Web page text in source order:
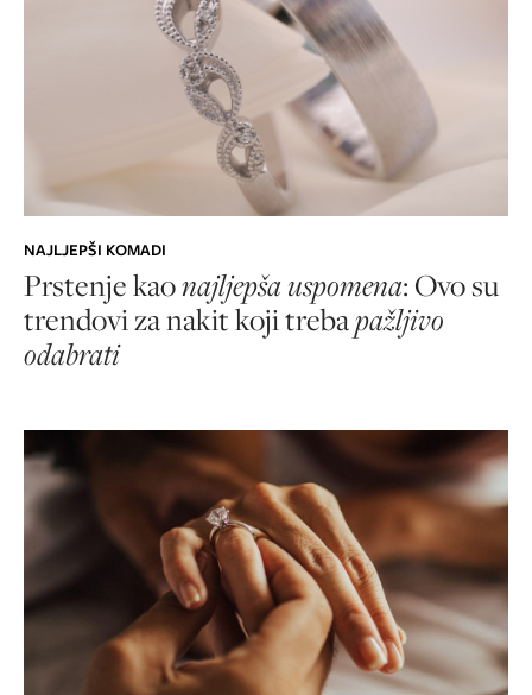
NAJLJEPŠI KOMADI
Prstenje kaonajljepša uspomena: Ovo su
trendovi za nakit koji trebapažljivo
odabrati